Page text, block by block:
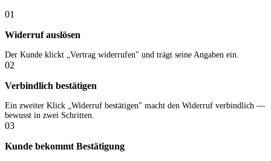
01
Widerruf auslösen
Der Kunde klickt „Vertrag widerrufen" und trägt seine Angaben ein.
02
Verbindlich bestätigen
Ein zweiter Klick „Widerruf bestätigen" macht den Widerruf verbindlich —
bewusst in zwei Schritten.
03
Kunde bekommt Bestätigung